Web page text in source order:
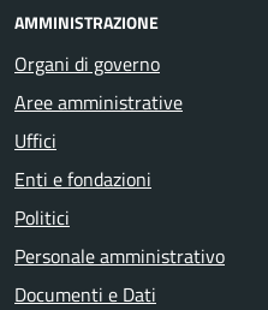
AMMINISTRAZIONE
Organi di governo
Aree amministrative
Uffici
Enti e fondazioni
Politici
Personale amministrativo
Documenti e Dati